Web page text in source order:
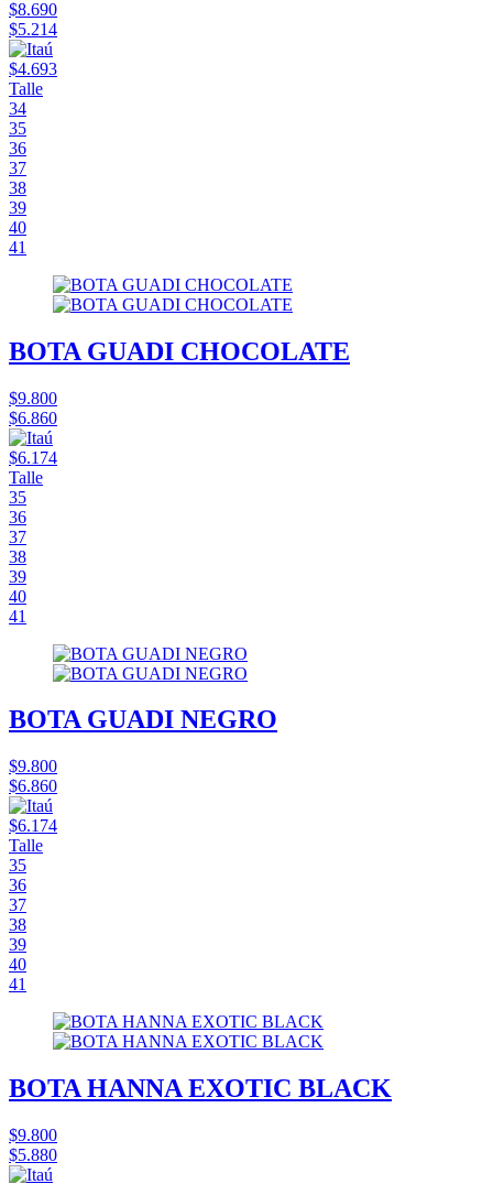
$8.690
$5.214
$4.693
Talle
34
35
36
37
38
39
40
41
BOTA GUADI CHOCOLATE
$9.800
$6.860
$6.174
Talle
35
36
37
38
39
40
41
BOTA GUADI NEGRO
$9.800
$6.860
$6.174
Talle
35
36
37
38
39
40
41
BOTA HANNA EXOTIC BLACK
$9.800
$5.880